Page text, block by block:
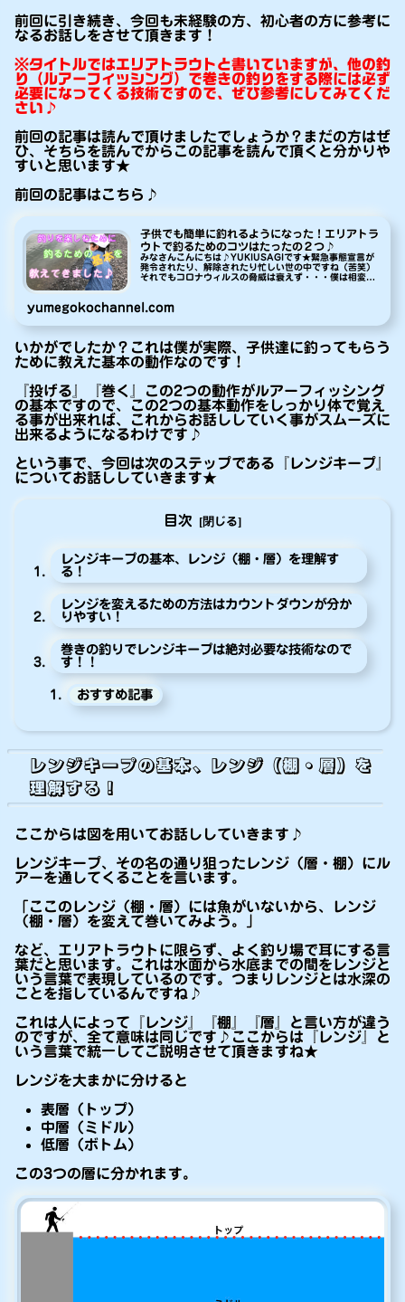
前回に引き続き、今回も未経験の方、初心者の方に参考に
なるお話しをさせて頂きます！
※タイトルではエリアトラウトと書いていますが、他の釣
り（ルアーフィッシング）で巻きの釣りをする際には必ず
必要になってくる技術ですので、ぜひ参考にしてみてくだ
さい♪
前回の記事は読んで頂けましたでしょうか？まだの方はぜ
ひ、そちらを読んでからこの記事を読んで頂くと分かりや
すいと思います★
前回の記事はこちら♪
子供でも簡単に釣れるようになった！エリアトラ
ウトで釣るためのコツはたったの２つ♪
みなさんこんにちは♪YUKIUSAGIです★緊急事態宣言が
発令されたり、解除されたり忙しい世の中ですね（苦笑）
それでもコロナウィルスの脅威は衰えず・・・僕は相変わ
yumegokochannel.com
いかがでしたか？これは僕が実際、子供達に釣ってもらう
ために教えた基本の動作なのです！
『投げる』『巻く』この2つの動作がルアーフィッシング
の基本ですので、この2つの基本動作をしっかり体で覚え
る事が出来れば、これからお話ししていく事がスムーズに
出来るようになるわけです♪
という事で、今回は次のステップである『レンジキープ』
についてお話ししていきます★
目次
レンジキープの基本、レンジ（棚・層）を理解す
る！
レンジを変えるための方法はカウントダウンが分か
りやすい！
巻きの釣りでレンジキープは絶対必要な技術なので
す！！
おすすめ記事
レンジキープの基本、レンジ（棚・層）を
理解する！
ここからは図を用いてお話ししていきます♪
レンジキープ、その名の通り狙ったレンジ（層・棚）にル
アーを通してくることを言います。
「ここのレンジ（棚・層）には魚がいないから、レンジ
（棚・層）を変えて巻いてみよう。」
など、エリアトラウトに限らず、よく釣り場で耳にする言
葉だと思います。これは水面から水底までの間をレンジと
いう言葉で表現しているのです。つまりレンジとは水深の
ことを指しているんですね♪
これは人によって『レンジ』『棚』『層』と言い方が違う
のですが、全て意味は同じです♪ここからは『レンジ』と
いう言葉で統一してご説明させて頂きますね★
レンジを大まかに分けると
表層（トップ）
中層（ミドル）
低層（ボトム）
この3つの層に分かれます。